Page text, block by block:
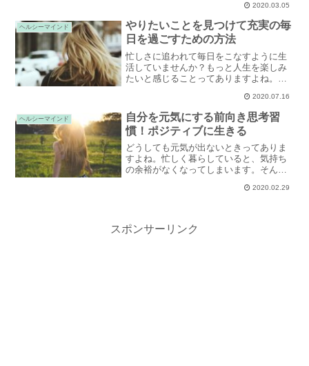
りまず、行動からアプローチして気持ち
を切り替えていく方法がおすすめです。
元気な自分を取り戻すための回復法をご
紹介します。
2020.03.05
ヘルシーマインド
やりたいことを見つけて充実の毎
日を過ごすための方法
忙しさに追われて毎日をこなすように生
活していませんか？もっと人生を楽しみ
たいと感じることってありますよね。好
はまず自分がやりたいことを見つけ出す
ことが先決。その方法をご紹介します。
2020.07.16
ヘルシーマインド
自分を元気にする前向き思考習
慣！ポジティブに生きる
どうしても元気が出ないときってありま
すよね。忙しく暮らしていると、気持ち
の余裕がなくなってしまいます。そんな
分も周りの人たちも、心地よいはず。前
2020.02.29
スポンサーリンク